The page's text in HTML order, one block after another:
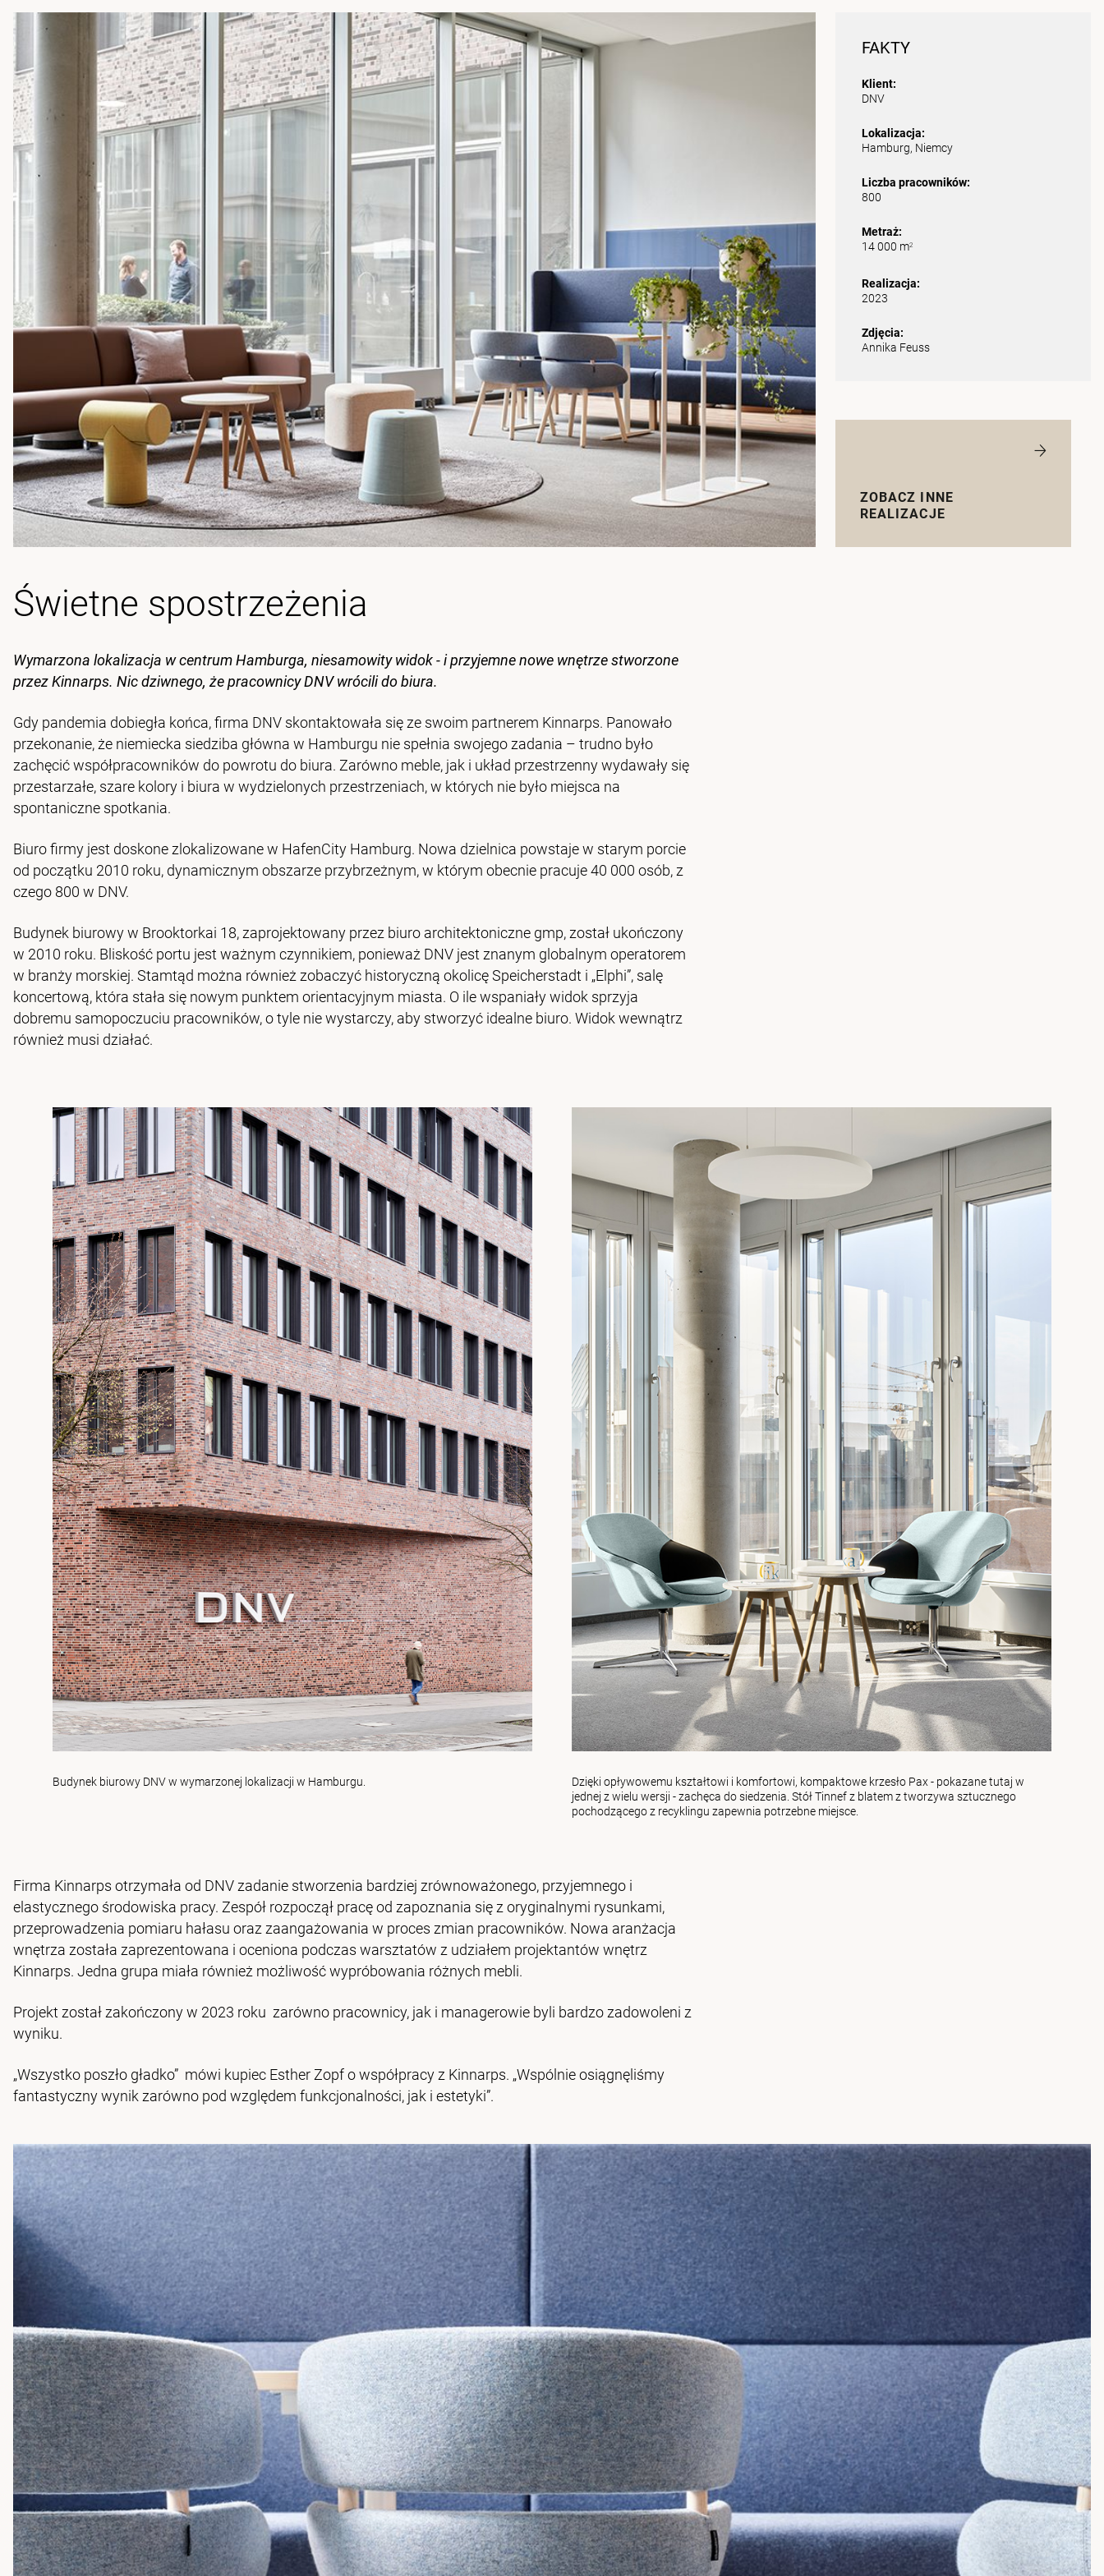
FAKTY
Klient:
DNV
Lokalizacja:
Hamburg, Niemcy
Liczba pracowników:
800
Metraż:
14 000 m2
Realizacja:
2023
Zdjęcia:
Annika Feuss
ZOBACZ INNE
REALIZACJE
Świetne spostrzeżenia
Wymarzona lokalizacja w centrum Hamburga, niesamowity widok - i przyjemne nowe wnętrze stworzone
przez Kinnarps. Nic dziwnego, że pracownicy DNV wrócili do biura.
Gdy pandemia dobiegła końca, firma DNV skontaktowała się ze swoim partnerem Kinnarps. Panowało
przekonanie, że niemiecka siedziba główna w Hamburgu nie spełnia swojego zadania ­– trudno było
zachęcić współpracowników do powrotu do biura. Zarówno meble, jak i układ przestrzen­ny wydawały się
przestarzałe, szare kolory i biura w wydzielonych przestrzeniach, w których nie było miejsca na
spontaniczne spotkania.
Biuro firmy jest doskone zlokalizowane w HafenCity Hamburg. Nowa dzielnica powstaje w starym porcie
od początku 2010 roku, dynamicznym obszarze przybrzeżnym, w którym obecnie pracuje 40 000 osób, z
czego 800 w DNV.
Budynek biurowy w Brooktorkai 18, zaprojektowany przez biuro architektoniczne gmp, został ukończony
w 2010 roku. Bliskość portu jest ważnym czynnikiem, ponieważ DNV jest znanym globalnym operatorem
w branży morskiej. Stamtąd można również zobaczyć historyczną okolicę Speicherstadt i „Elphi”, salę
koncertową, która stała się nowym punktem orientacyjnym miasta. O ile wspaniały widok sprzyja
dobremu samopoczuciu pracowników, o tyle nie wystarczy, aby stworzyć idealne biuro. Widok wewnątrz
również musi działać.
Budynek biurowy DNV w wymarzonej lokalizacji w Hamburgu. Dzięki opływowemu kształtowi i komfortowi, kompaktowe krzesło Pax- pokazane tutaj w
jednej z wielu wersji - zachęca do siedzenia. StółTinnefz blatem z tworzywa sztucznego
pochodzącego z recyklingu zapewnia potrzebne miejsce.
Firma Kinnarps otrzymała od DNV zadanie stworzenia bardziej zrównoważonego, przyjemnego i
elastycznego środowiska pracy. Zespół rozpoczął pracę od zapoznania się z oryginalnymi rysunkami,
przeprowadzenia pomiaru hałasu oraz zaangażowania w proces zmian pracowników. Nowa aranżacja
wnętrza została zaprezentowana i oceniona podczas warsztatów z udziałem projektantów wnętrz
Kinnarps. Jedna grupa miała również możliwość wypróbowania różnych mebli.
Projekt został zakończony w 2023 roku ­ zarówno pracownicy, jak i managerowie byli bardzo zadowoleni z
wyniku.
„Wszystko poszło gładko” ­ mówi kupiec Esther Zopf o współpracy z Kinnarps. „Wspólnie osiągnęliśmy
fantastyczny wynik zarówno pod względem funkcjonalności, jak i estetyki”.